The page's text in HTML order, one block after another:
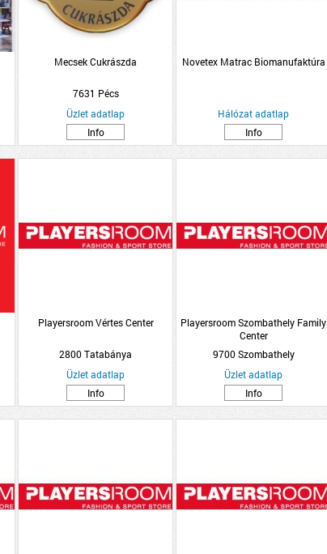
Mecsek Cukrászda
7631 Pécs
Üzlet adatlap
Info
Novetex Matrac Biomanufaktúra
Hálózat adatlap
Info
Playersroom Vértes Center
2800 Tatabánya
Üzlet adatlap
Info
Playersroom Szombathely Family
Center
9700 Szombathely
Üzlet adatlap
Info